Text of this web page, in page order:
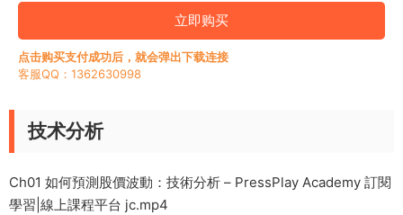
立即购买
点击购买支付成功后，就会弹出下载连接
客服QQ：1362630998
技术分析
Ch01 如何預測股價波動：技術分析 – PressPlay Academy 訂閱
學習|線上課程平台 jc.mp4